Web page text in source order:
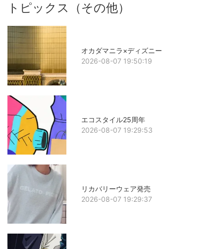
トピックス（その他）
オカダマニラ×ディズニー
2026-08-07 19:50:19
エコスタイル25周年
2026-08-07 19:29:53
リカバリーウェア発売
2026-08-07 19:29:37